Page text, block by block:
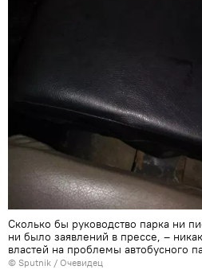
Сколько бы руководство парка ни
ни было заявлений в прессе, –
властей на проблемы автобусного
© Sputnik / Очевидец